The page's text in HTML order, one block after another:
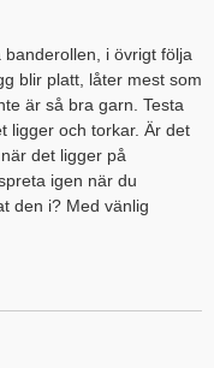
i övrigt följa
blir platt, låter mest som
är så bra garn. Testa
ligger och torkar. Är det
det ligger på
igen när du
den i? Med vänlig